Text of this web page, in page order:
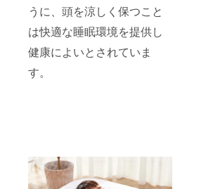
うに、頭を涼しく保つこと
は快適な睡眠環境を提供し
健康によいとされていま
す。